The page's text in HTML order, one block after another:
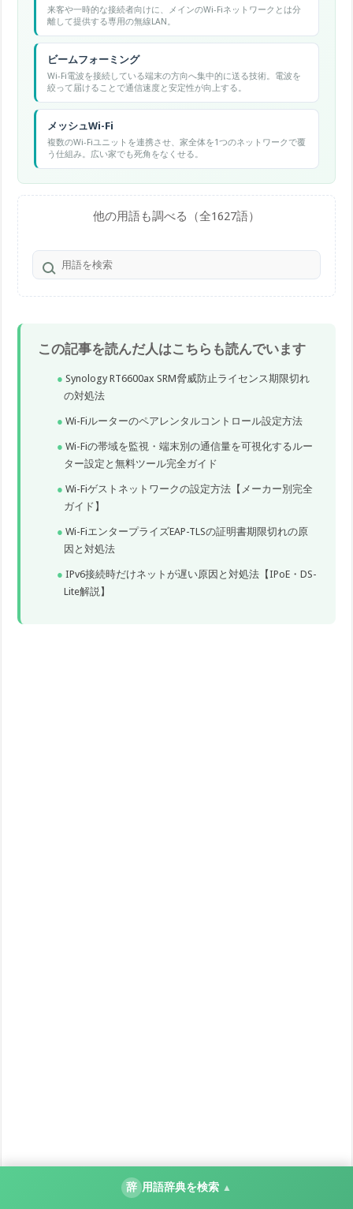
来客や一時的な接続者向けに、メインのWi-Fiネットワークとは分
離して提供する専用の無線LAN。
ビームフォーミング
Wi-Fi電波を接続している端末の方向へ集中的に送る技術。電波を
絞って届けることで通信速度と安定性が向上する。
メッシュWi-Fi
複数のWi-Fiユニットを連携させ、家全体を1つのネットワークで覆
う仕組み。広い家でも死角をなくせる。
他の用語も調べる（全1627語）
この記事を読んだ人はこちらも読んでいます
Synology RT6600ax SRM脅威防止ライセンス期限切れ
の対処法
Wi-Fiルーターのペアレンタルコントロール設定方法
Wi-Fiの帯域を監視・端末別の通信量を可視化するルー
ター設定と無料ツール完全ガイド
Wi-Fiゲストネットワークの設定方法【メーカー別完全
ガイド】
Wi-FiエンタープライズEAP-TLSの証明書期限切れの原
因と対処法
IPv6接続時だけネットが遅い原因と対処法【IPoE・DS-
Lite解説】
辞 用語辞典を検索 ▲